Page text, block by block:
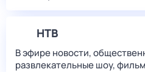
НТВ
В эфире новости,
развлекательные шоу,